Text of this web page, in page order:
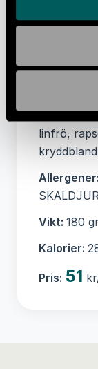
laktas),
linfrö,
Allergener:
SKALDJUR
Vikt: 180
Kalorier:
Pris: 51